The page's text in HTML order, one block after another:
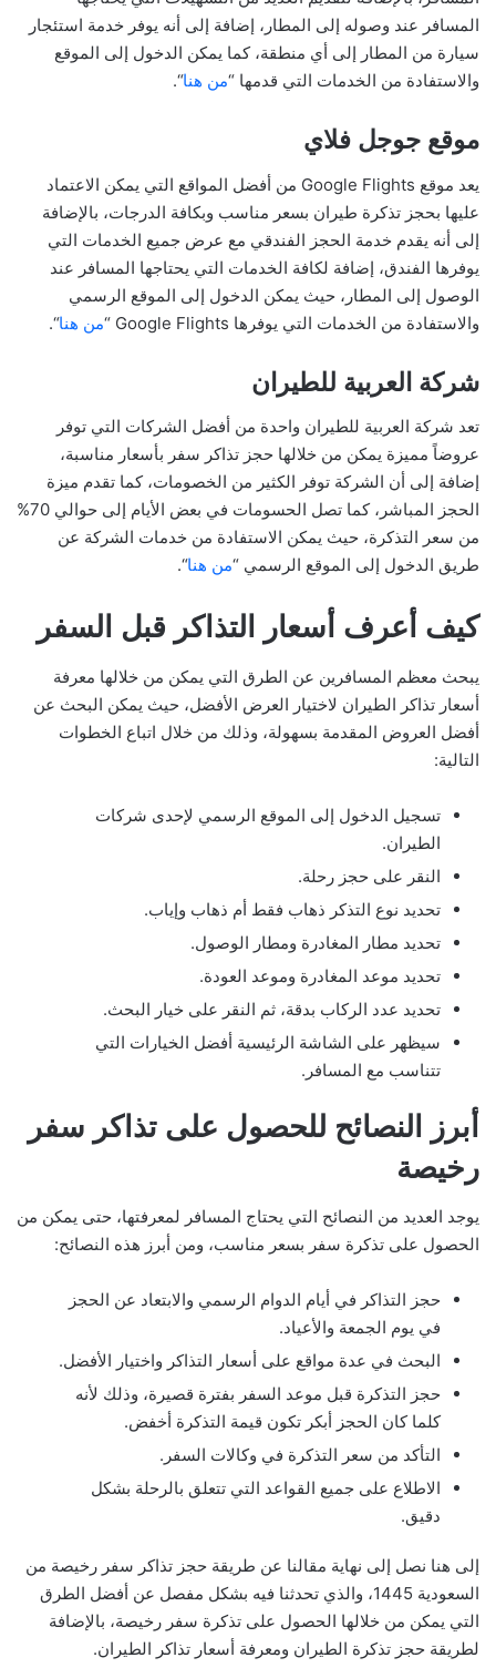
المسافر عند وصوله إلى المطار، إضافة إلى أنه يوفر خدمة استئجار
سيارة من المطار إلى أي منطقة، كما يمكن الدخول إلى الموقع
والاستفادة من الخدمات التي قدمها “من هنا“.
موقع جوجل فلاي
يعد موقع Google Flights من أفضل المواقع التي يمكن الاعتماد
عليها بحجز تذكرة طيران بسعر مناسب وبكافة الدرجات، بالإضافة
إلى أنه يقدم خدمة الحجز الفندقي مع عرض جميع الخدمات التي
يوفرها الفندق، إضافة لكافة الخدمات التي يحتاجها المسافر عند
الوصول إلى المطار، حيث يمكن الدخول إلى الموقع الرسمي
والاستفادة من الخدمات التي يوفرها Google Flights “
من هنا“.
شركة العربية للطيران
تعد شركة العربية للطيران واحدة من أفضل الشركات التي توفر
عروضاً مميزة يمكن من خلالها حجز تذاكر سفر بأسعار مناسبة،
إضافة إلى أن الشركة توفر الكثير من الخصومات، كما تقدم ميزة
الحجز المباشر، كما تصل الحسومات في بعض الأيام إلى حوالي 70%
من سعر التذكرة، حيث يمكن الاستفادة من خدمات الشركة عن
طريق الدخول إلى الموقع الرسمي “من هنا“.
كيف أعرف أسعار التذاكر قبل السفر
يبحث معظم المسافرين عن الطرق التي يمكن من خلالها معرفة
أسعار تذاكر الطيران لاختيار العرض الأفضل، حيث يمكن البحث عن
أفضل العروض المقدمة بسهولة، وذلك من خلال اتباع الخطوات
التالية:
تسجيل الدخول إلى الموقع الرسمي لإحدى شركات
الطيران.
النقر على حجز رحلة.
تحديد نوع التذكر ذهاب فقط أم ذهاب وإياب.
تحديد مطار المغادرة ومطار الوصول.
تحديد موعد المغادرة وموعد العودة.
تحديد عدد الركاب بدقة، ثم النقر على خيار البحث.
سيظهر على الشاشة الرئيسية أفضل الخيارات التي
تتناسب مع المسافر.
أبرز النصائح للحصول على تذاكر سفر
رخيصة
يوجد العديد من النصائح التي يحتاج المسافر لمعرفتها، حتى يمكن من
الحصول على تذكرة سفر بسعر مناسب، ومن أبرز هذه النصائح:
حجز التذاكر في أيام الدوام الرسمي والابتعاد عن الحجز
في يوم الجمعة والأعياد.
البحث في عدة مواقع على أسعار التذاكر واختيار الأفضل.
حجز التذكرة قبل موعد السفر بفترة قصيرة، وذلك لأنه
كلما كان الحجز أبكر تكون قيمة التذكرة أخفض.
التأكد من سعر التذكرة في وكالات السفر.
الاطلاع على جميع القواعد التي تتعلق بالرحلة بشكل
دقيق.
إلى هنا نصل إلى نهاية مقالنا عن طريقة حجز تذاكر سفر رخيصة من
السعودية 1445، والذي تحدثنا فيه بشكل مفصل عن أفضل الطرق
التي يمكن من خلالها الحصول على تذكرة سفر رخيصة، بالإضافة
لطريقة حجز تذكرة الطيران ومعرفة أسعار تذاكر الطيران.